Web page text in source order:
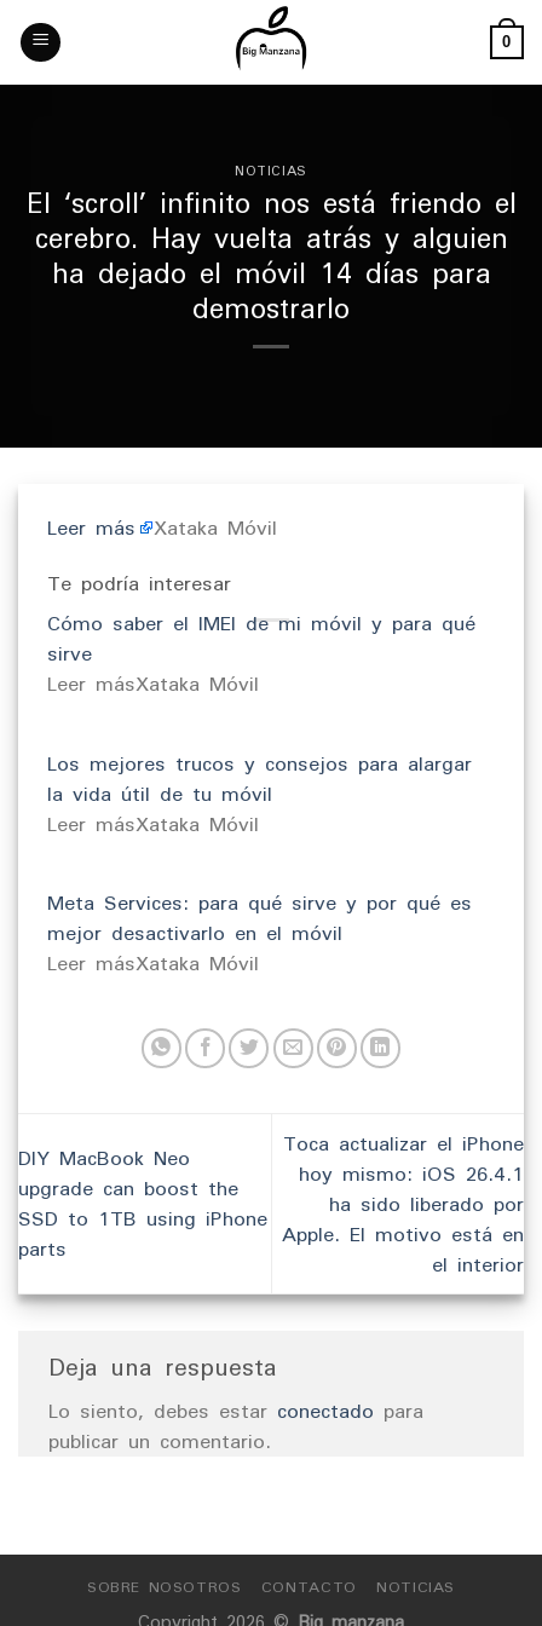
Skip
content
0
NOTICIAS
El ‘scroll’ infinito nos está friendo el
cerebro. Hay vuelta atrás y alguien
ha dejado el móvil 14 días para
demostrarlo
Leer más Xataka Móvil
Te podría interesar
Cómo saber el IMEI de mi móvil y para qué
sirve
​Leer másXataka Móvil
Los mejores trucos y consejos para alargar
la vida útil de tu móvil
​Leer másXataka Móvil
Meta Services: para qué sirve y por qué es
mejor desactivarlo en el móvil
​Leer másXataka Móvil
DIY MacBook Neo
upgrade can boost the
SSD to 1TB using iPhone
parts
Toca actualizar el iPhone
hoy mismo: iOS 26.4.1
ha sido liberado por
Apple. El motivo está en
el interior
Deja una respuesta
Lo siento, debes estar conectado para
publicar un comentario.
SOBRE NOSOTROS CONTACTO NOTICIAS